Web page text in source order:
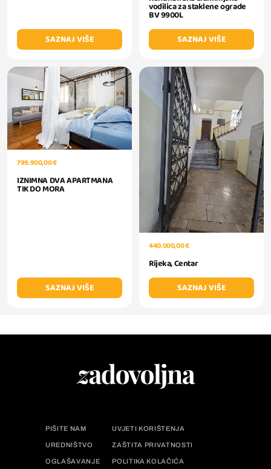
SAZNAJ VIŠE
vodilica za staklene ograde
BV 9900L
SAZNAJ VIŠE
799.900,00 €
IZNIMNA DVA APARTMANA
TIK DO MORA
SAZNAJ VIŠE
440.000,00 €
Rijeka, Centar
SAZNAJ VIŠE
PIŠITE NAM UVJETI KORIŠTENJA
UREDNIŠTVO ZAŠTITA PRIVATNOSTI
OGLAŠAVANJE POLITIKA KOLAČIĆA